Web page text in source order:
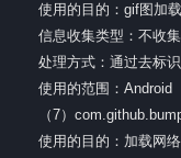
使用的目的：gif图加载
信息收集类型：不收
处理方式：通过去标
使用的范围：Android
（7）
使用的目的：加载网络